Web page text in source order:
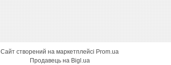
Сайт створений на маркетплейсі Prom.ua
Продавець на Bigl.ua